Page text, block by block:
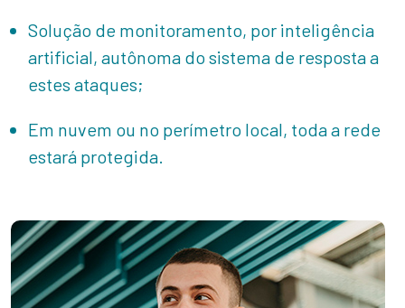
Solução de monitoramento, por inteligência
artificial, autônoma do sistema de resposta a
estes ataques;
Em nuvem ou no perímetro local, toda a rede
estará protegida.